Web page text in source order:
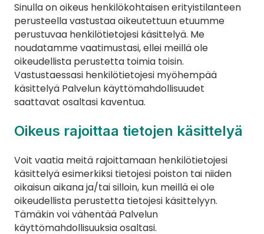
Sinulla on oikeus henkilökohtaisen erityistilanteen
perusteella vastustaa oikeutettuun etuumme
perustuvaa henkilötietojesi käsittelyä. Me
noudatamme vaatimustasi, ellei meillä ole
oikeudellista perustetta toimia toisin.
Vastustaessasi henkilötietojesi myöhempää
käsittelyä Palvelun käyttömahdollisuudet
saattavat osaltasi kaventua.
Oikeus rajoittaa tietojen käsittelyä
Voit vaatia meitä rajoittamaan henkilötietojesi
käsittelyä esimerkiksi tietojesi poiston tai niiden
oikaisun aikana ja/tai silloin, kun meillä ei ole
oikeudellista perustetta tietojesi käsittelyyn.
Tämäkin voi vähentää Palvelun
käyttömahdollisuuksia osaltasi.